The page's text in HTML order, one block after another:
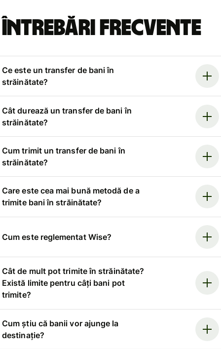
Întrebări frecvente
Ce este un transfer de bani în
străinătate?
Cât durează un transfer de bani în
străinătate?
Cum trimit un transfer de bani în
străinătate?
Care este cea mai bună metodă de a
trimite bani în străinătate?
Cum este reglementat Wise?
Cât de mult pot trimite în străinătate?
Există limite pentru câți bani pot
trimite?
Cum știu că banii vor ajunge la
destinație?